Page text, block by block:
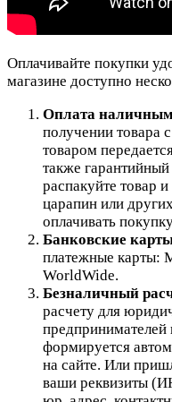
Оплачивайте покупки
магазине доступно
Оплата
получении товара
товаром
также
распакуйте товар
царапин или
оплачивать
Банковские
платежные карты:
WorldWide.
Безналичный
расчету для
предпринимателей
формируется
на сайте. Или
ваши реквизиты